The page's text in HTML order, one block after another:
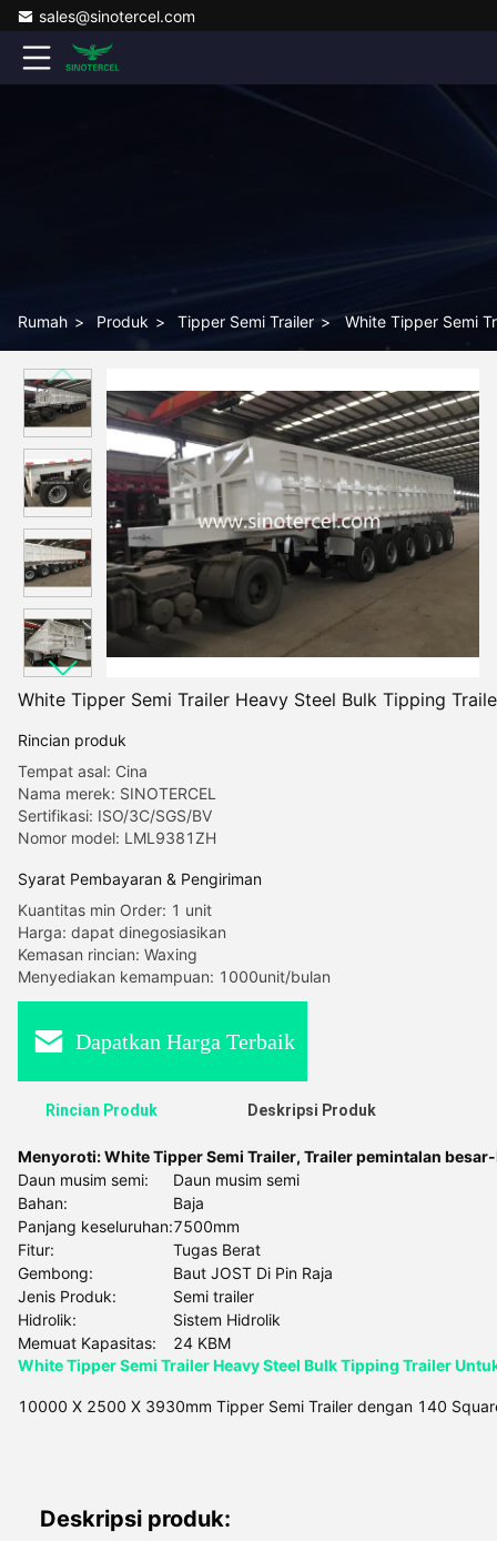
sales@sinotercel.com
Rumah > Produk > Tipper Semi Trailer > White Tipper Semi
White Tipper Semi Trailer Heavy Steel Bulk Tipping
Rincian produk
Tempat asal: Cina
Nama merek: SINOTERCEL
Sertifikasi: ISO/3C/SGS/BV
Nomor model: LML9381ZH
Syarat Pembayaran & Pengiriman
Kuantitas min Order: 1 unit
Harga: dapat dinegosiasikan
Kemasan rincian: Waxing
Menyediakan kemampuan: 1000unit/bulan
Dapatkan Harga Terbaik
Rincian Produk Deskripsi Produk
Menyoroti:White Tipper Semi Trailer, Trailer pemintalan
Daun musim semi:
Daun musim semi
Bahan:
Baja
Panjang keseluruhan:7500mm
Fitur:
Tugas Berat
Gembong:
Baut JOST Di Pin Raja
Jenis Produk:
Semi trailer
Hidrolik:
Sistem Hidrolik
Memuat Kapasitas:
24 KBM
White Tipper Semi Trailer Heavy Steel Bulk Tipping Trailer
10000 X 2500 X 3930mm Tipper Semi Trailer dengan 140
Deskripsi produk: